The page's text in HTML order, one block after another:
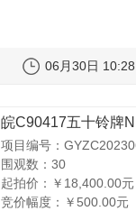
06月30日
皖C90417五十铃牌
项目编号：
围观数：30
起拍价： ￥18,400.00元
竞价幅度： ￥500.00元